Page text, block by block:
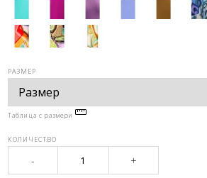
РАЗМЕР
Таблица с размери
КОЛИЧЕСТВО
- +